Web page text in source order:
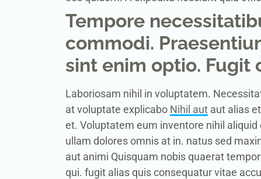
Tempore
commodi.
sint enim optio. Fugit
Laboriosam nihil in voluptatem.
at voluptate explicabo Nihil aut aut alias
et. Voluptatem eum inventore nihil
ullam dolores omnis at in. natus sed
aut animi Quisquam nobis quaerat
qui. fugit alias quis consequatur vitae